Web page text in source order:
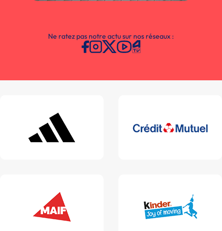
Ne ratez pas notre actu sur nos réseaux :